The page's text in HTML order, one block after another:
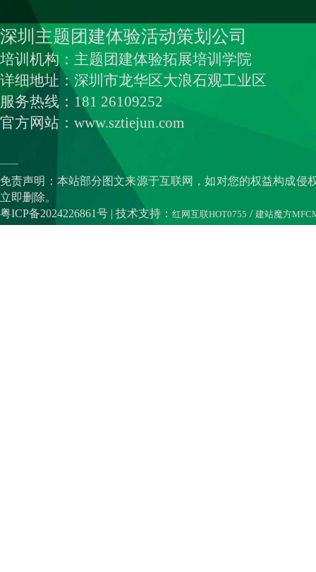
深圳主题团建体验活动策划公司
培训机构：主题团建体验拓展培训学院
详细地址：深圳市龙华区大浪石观工业区
服务热线：181 26109252
官方网站：www.sztiejun.com
——
免责声明：本站部分图文来源于互联网，如对您的权益构成侵
立即删除。
粤ICP备2024226861号 | 技术支持： 红网互联HOT0755 / 建站魔方